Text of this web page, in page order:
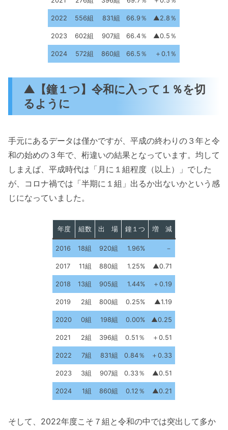
2022 556組 831組 66.9％ ▲2.8％
2023 602組 907組 66.4％ ▲0.5％
2024 572組 860組 66.5％ ＋0.1％
▲【鐘１つ】令和に入って１％を切
るように
手元にあるデータは僅かですが、平成の終わりの３年と令
和の始めの３年で、桁違いの結果となっています。均して
しまえば、平成時代は「月に１組程度（以上）」でした
が、コロナ禍では「半期に１組」出るか出ないかという感
じになっていました。
年度 組数 出 場 鐘１つ 増 減
2016 18組 920組 1.96% －
2017 11組 880組 1.25% ▲0.71
2018 13組 905組 1.44% ＋0.19
2019 2組 800組 0.25% ▲1.19
2020 0組 198組 0.00% ▲0.25
2021 2組 396組 0.51％ ＋0.51
2022 7組 831組 0.84％ ＋0.33
2023 3組 907組 0.33％ ▲0.51
2024 1組 860組 0.12％ ▲0.21
そして、2022年度こそ７組と令和の中では突出して多か